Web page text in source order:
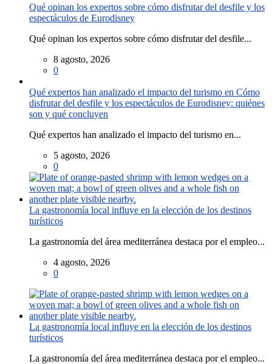
Qué opinan los expertos sobre cómo disfrutar del desfile y los
espectáculos de Eurodisney
Qué opinan los expertos sobre cómo disfrutar del desfile...
8 agosto, 2026
0
Qué expertos han analizado el impacto del turismo en Cómo
disfrutar del desfile y los espectáculos de Eurodisney: quiénes
son y qué concluyen
Qué expertos han analizado el impacto del turismo en...
5 agosto, 2026
0
La gastronomía local influye en la elección de los destinos
turísticos
La gastronomía del área mediterránea destaca por el empleo...
4 agosto, 2026
0
La gastronomía local influye en la elección de los destinos
turísticos
La gastronomía del área mediterránea destaca por el empleo...